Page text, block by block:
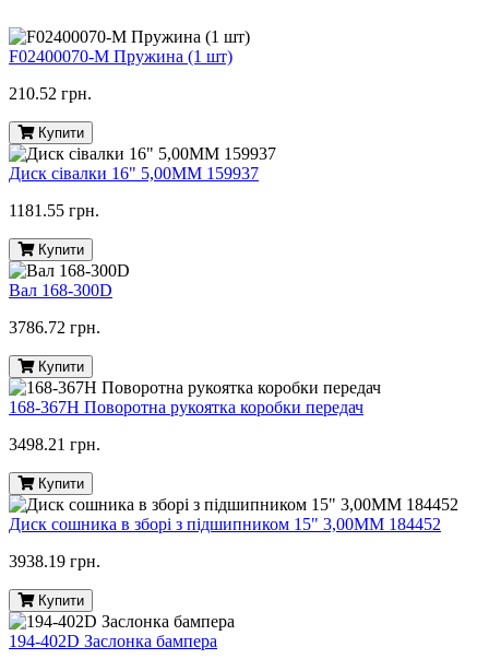
F02400070-M Пружина (1 шт)
210.52 грн.
Купити
Диск сівалки 16" 5,00ММ 159937
1181.55 грн.
Купити
Вал 168-300D
3786.72 грн.
Купити
168-367H Поворотна рукоятка коробки передач
3498.21 грн.
Купити
Диск сошника в зборі з підшипником 15" 3,00MM 184452
3938.19 грн.
Купити
194-402D Заслонка бампера